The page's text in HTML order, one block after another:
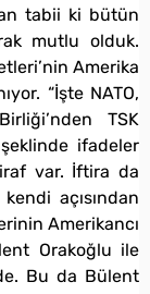
tabii ki bütün
mutlu olduk.
Amerika
“İşte NATO,
TSK
ifadeler
var. İftira da
açısından
Amerikancı
Orakoğlu ile
Bu da Bülent